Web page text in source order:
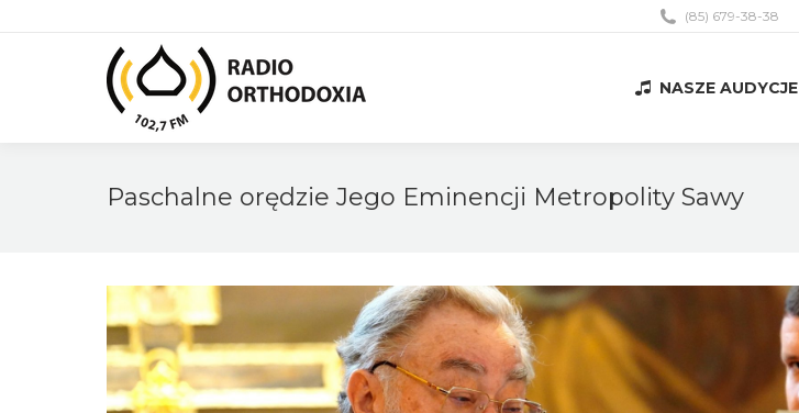
(85) 679-38-38
NASZE AUDYCJE
Paschalne orędzie Jego Eminencji Metropolity Sawy